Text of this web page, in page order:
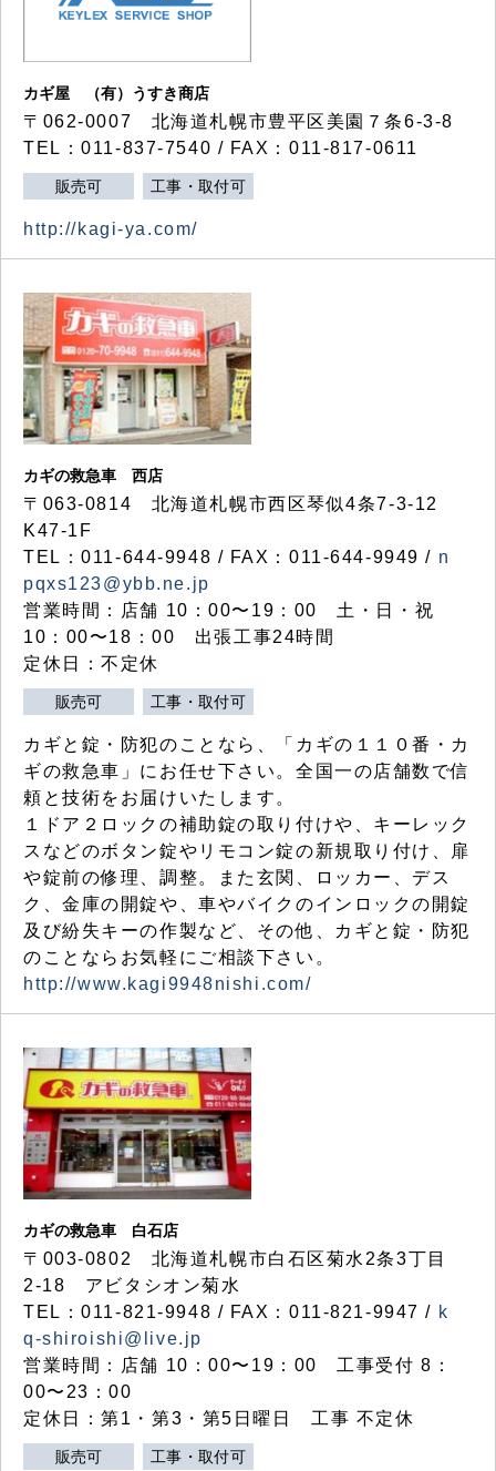
カギ屋 （有）うすき商店
〒062-0007 北海道札幌市豊平区美園７条6-3-8
TEL：011-837-7540 / FAX：011-817-0611
販売可 工事・取付可
http://kagi-ya.com/
カギの救急車 西店
〒063-0814 北海道札幌市西区琴似4条7-3-12
K47-1F
TEL：011-644-9948 / FAX：011-644-9949 / n
pqxs123@ybb.ne.jp
営業時間：店舗 10：00〜19：00 土・日・祝
10：00〜18：00 出張工事24時間
定休日：不定休
販売可 工事・取付可
カギと錠・防犯のことなら、「カギの１１０番・カ
ギの救急車」にお任せ下さい。全国一の店舗数で信
頼と技術をお届けいたします。
１ドア２ロックの補助錠の取り付けや、キーレック
スなどのボタン錠やリモコン錠の新規取り付け、扉
や錠前の修理、調整。また玄関、ロッカー、デス
ク、金庫の開錠や、車やバイクのインロックの開錠
及び紛失キーの作製など、その他、カギと錠・防犯
のことならお気軽にご相談下さい。
http://www.kagi9948nishi.com/
カギの救急車 白石店
〒003-0802 北海道札幌市白石区菊水2条3丁目
2-18 アビタシオン菊水
TEL：011-821-9948 / FAX：011-821-9947 / k
q-shiroishi@live.jp
営業時間：店舗 10：00〜19：00 工事受付 8：
00〜23：00
定休日：第1・第3・第5日曜日 工事 不定休
販売可 工事・取付可